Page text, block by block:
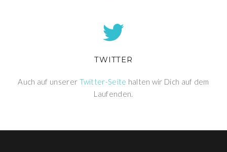
TWITTER
Auch auf unserer Twitter-Seite halten wir Dich auf dem
Laufenden.